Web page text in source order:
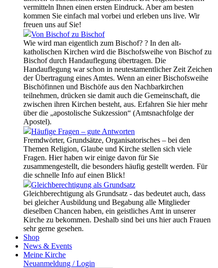
vermitteln Ihnen einen ersten Eindruck. Aber am besten
kommen Sie einfach mal vorbei und erleben uns live. Wir
freuen uns auf Sie!
Von Bischof zu Bischof
Wie wird man eigentlich zum Bischof? ? In den alt-
katholischen Kirchen wird die Bischofsweihe von Bischof zu
Bischof durch Handauflegung übertragen. Die
Handauflegung war schon in neutestamentlicher Zeit Zeichen
der Übertragung eines Amtes. Wenn an einer Bischofsweihe
Bischöfinnen und Bischöfe aus den Nachbarkirchen
teilnehmen, drücken sie damit auch die Gemeinschaft, die
zwischen ihren Kirchen besteht, aus. Erfahren Sie hier mehr
über die „apostolische Sukzession“ (Amtsnachfolge der
Apostel).
Häufige Fragen – gute Antworten
Fremdwörter, Grundsätze, Organisatorisches – bei den
Themen Religion, Glaube und Kirche stellen sich viele
Fragen. Hier haben wir einige davon für Sie
zusammengestellt, die besonders häufig gestellt werden. Für
die schnelle Info auf einen Blick!
Gleichberechtigung als Grundsatz
Gleichberechtigung als Grundsatz - das bedeutet auch, dass
bei gleicher Ausbildung und Begabung alle Mitglieder
dieselben Chancen haben, ein geistliches Amt in unserer
Kirche zu bekommen. Deshalb sind bei uns hier auch Frauen
sehr gerne gesehen.
Shop
News & Events
Meine Kirche
Neuanmeldung / Login